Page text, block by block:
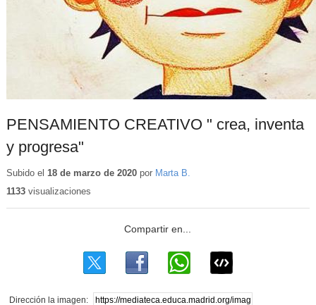
PENSAMIENTO CREATIVO " crea, inventa
y progresa"
Subido el 18 de marzo de 2020por Marta B.
1133visualizaciones
Dirección la imagen: